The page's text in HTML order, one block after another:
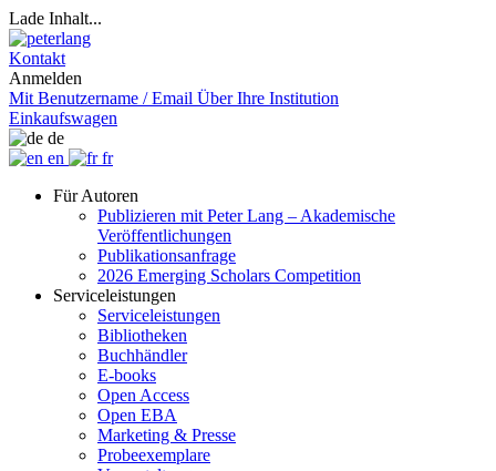
Lade Inhalt...
Kontakt
Anmelden
Mit Benutzername / Email Über Ihre Institution
Einkaufswagen
de
en
fr
Für Autoren
Publizieren mit Peter Lang – Akademische
Veröffentlichungen
Publikationsanfrage
2026 Emerging Scholars Competition
Serviceleistungen
Serviceleistungen
Bibliotheken
Buchhändler
E-books
Open Access
Open EBA
Marketing & Presse
Probeexemplare